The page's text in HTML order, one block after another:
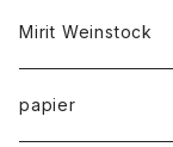
Mirit Weinstock
papier